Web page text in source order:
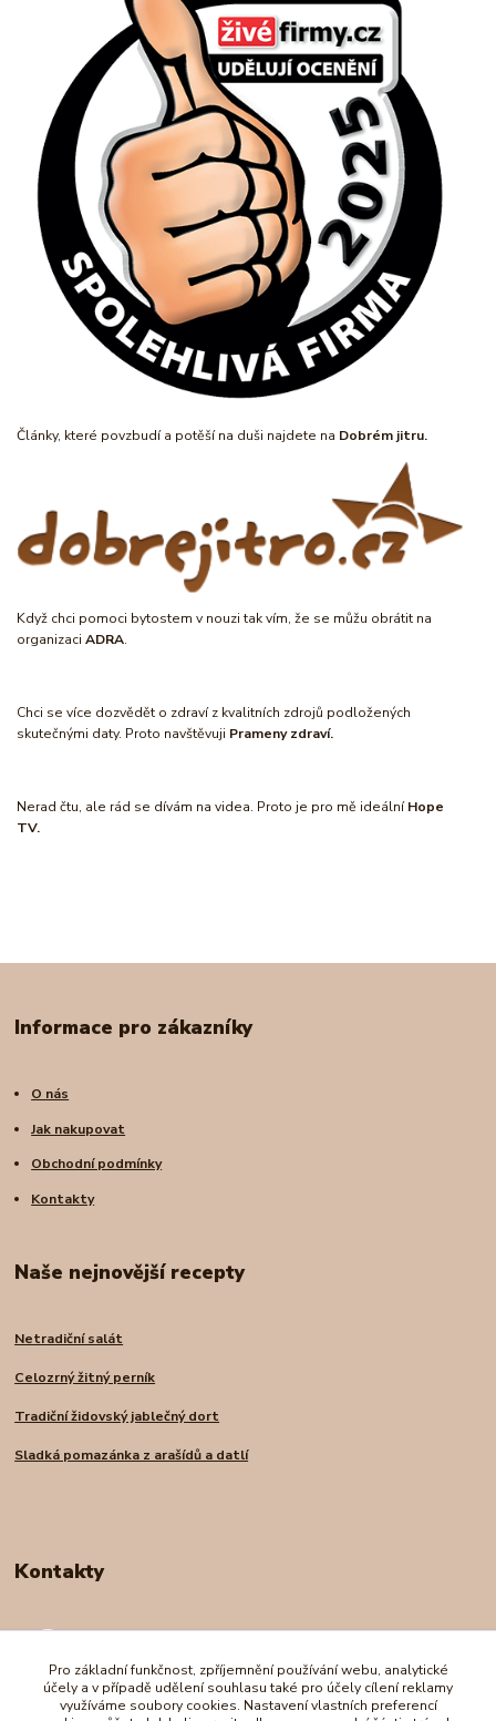
Články, které povzbudí a potěší na duši najdete na Dobrém jitru.
Když chci pomoci bytostem v nouzi tak vím, že se můžu obrátit na
organizaci ADRA.
Chci se více dozvědět o zdraví z kvalitních zdrojů podložených
skutečnými daty. Proto navštěvuji Prameny zdraví.
Nerad čtu, ale rád se dívám na videa. Proto je pro mě ideálníHope
TV.
Informace pro zákazníky
O nás
Jak nakupovat
Obchodní podmínky
Kontakty
Naše nejnovější recepty
Netradiční salát
Celozrný žitný perník
Tradiční židovský jablečný dort
Sladká pomazánka z arašídů a datlí
Kontakty
+420 739 227 998
(Po-Pá, 8-16 hod.)
Pro základní funkčnost, zpříjemnění používání webu, analytické
účely a v případě udělení souhlasu také pro účely cílení reklamy
využíváme soubory cookies. Nastavení vlastních preferencí